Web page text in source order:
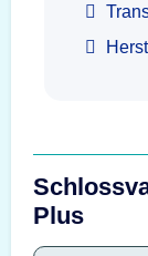
Plus